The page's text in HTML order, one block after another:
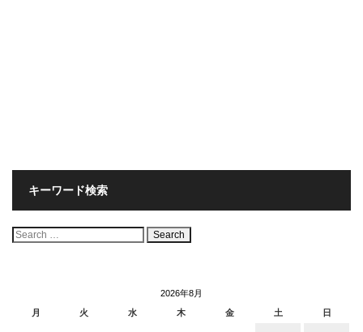
キーワード検索
検
索:
2026年8月
月
火 水 木 金 土 日